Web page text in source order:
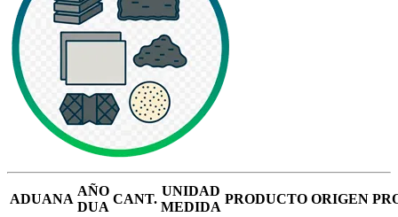
ADUANA
AÑO
DUA
CANT.
UNIDAD
MEDIDA
PRODUCTO ORIGEN